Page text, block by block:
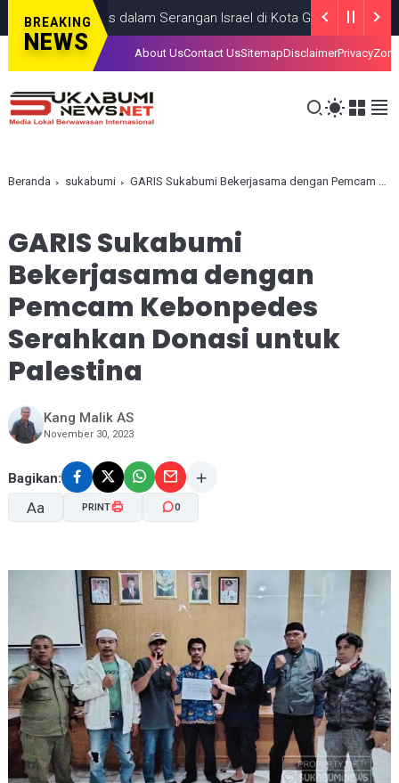
BREAKING
NEWS
Tewas dalam Serangan Israel di Kota Gaza GAZA JULY 19,
About UsContact UsSitemapDisclaimerPrivacy
Beranda sukabumi GARIS Sukabumi Bekerjasama dengan Pemcam Kebonpedes Serahkan Donasi untuk Palestina
GARIS Sukabumi
Bekerjasama dengan
Pemcam Kebonpedes
Serahkan Donasi untuk
Palestina
Kang Malik AS
November 30, 2023
Bagikan:
Aa
A- A+
PRINT 0